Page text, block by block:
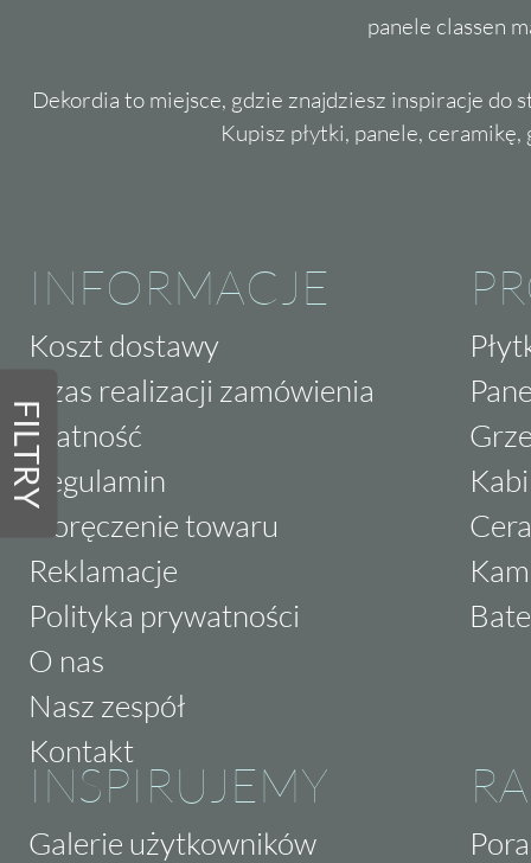
FILTRY
panele classen
Dekordia to miejsce, gdzie znajdziesz inspiracje do
Kupisz płytki, panele,
INFORMACJE
Koszt dostawy
Czas realizacji zamówienia
Płatność
Regulamin
Doręczenie towaru
Reklamacje
Polityka prywatności
O nas
Nasz zespół
Kontakt
INSPIRUJEMY
Galerie użytkowników